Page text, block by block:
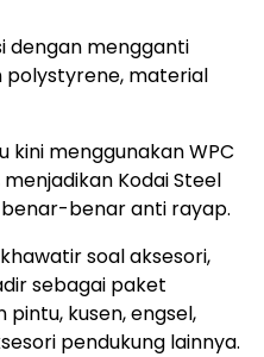
dengan mengganti
material
kini menggunakan WPC
Kodai Steel
benar anti rayap.
soal aksesori,
sebagai paket
kusen, engsel,
pendukung lainnya.